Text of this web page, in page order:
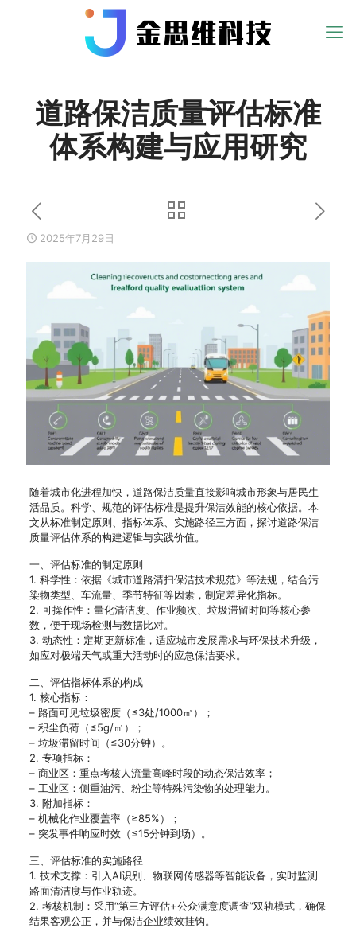
道路保洁质量评估标准
体系构建与应用研究
2025年7月29日
随着城市化进程加快，道路保洁质量直接影响城市形象与居民生
活品质。科学、规范的评估标准是提升保洁效能的核心依据。本
文从标准制定原则、指标体系、实施路径三方面，探讨道路保洁
质量评估体系的构建逻辑与实践价值。
一、评估标准的制定原则
1. 科学性：依据《城市道路清扫保洁技术规范》等法规，结合污
染物类型、车流量、季节特征等因素，制定差异化指标。
2. 可操作性：量化清洁度、作业频次、垃圾滞留时间等核心参
数，便于现场检测与数据比对。
3. 动态性：定期更新标准，适应城市发展需求与环保技术升级，
如应对极端天气或重大活动时的应急保洁要求。
二、评估指标体系的构成
1. 核心指标：
– 路面可见垃圾密度（≤3处/1000㎡）；
– 积尘负荷（≤5g/㎡）；
– 垃圾滞留时间（≤30分钟）。
2. 专项指标：
– 商业区：重点考核人流量高峰时段的动态保洁效率；
– 工业区：侧重油污、粉尘等特殊污染物的处理能力。
3. 附加指标：
– 机械化作业覆盖率（≥85%）；
– 突发事件响应时效（≤15分钟到场）。
三、评估标准的实施路径
1. 技术支撑：引入AI识别、物联网传感器等智能设备，实时监测
路面清洁度与作业轨迹。
2. 考核机制：采用“第三方评估+公众满意度调查”双轨模式，确保
结果客观公正，并与保洁企业绩效挂钩。